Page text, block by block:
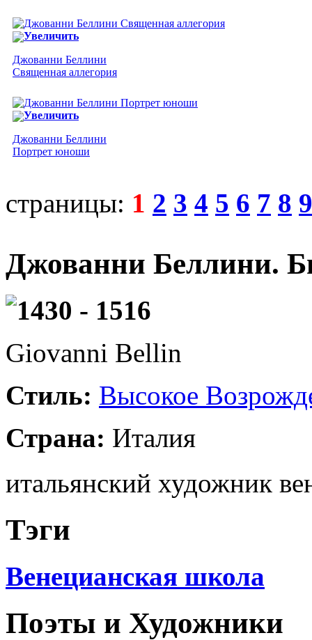
Увеличить
Джованни Беллини
Священная аллегория
Увеличить
Джованни Беллини
Портрет юноши
страницы: 1 2 3 4 5 6 7 8 9
Джованни Беллини.
1430 - 1516
Giovanni Bellin
Стиль: Высокое
Страна: Италия
итальянский художник
Тэги
Венецианская школа
Поэты и Художники